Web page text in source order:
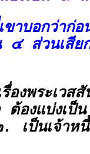
บอกว่าก่อน
๔ ส่วนเสี
องพระเวส
ต้องแบ่งเ
เป็นเจ้าห